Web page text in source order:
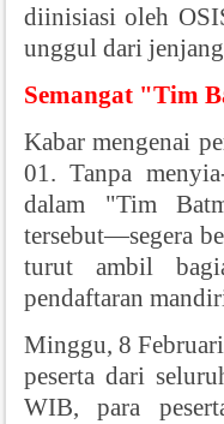
diinisiasi oleh
unggul dari
Semangat "Tim
Kabar mengenai
01. Tanpa
dalam "Tim
tersebut—segera
turut ambil
pendaftaran
Minggu, 8
peserta dari
WIB, para